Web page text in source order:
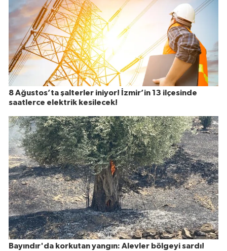
8 Ağustos’ta şalterler iniyor! İzmir’in 13 ilçesinde
saatlerce elektrik kesilecek!
Bayındır'da korkutan yangın: Alevler bölgeyi sardı!